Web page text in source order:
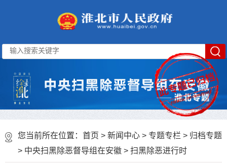
您当前所在位置： 首页 > 新闻中心 > 专题专栏 > 归档专题
> 中央扫黑除恶督导组在安徽 > 扫黑除恶进行时